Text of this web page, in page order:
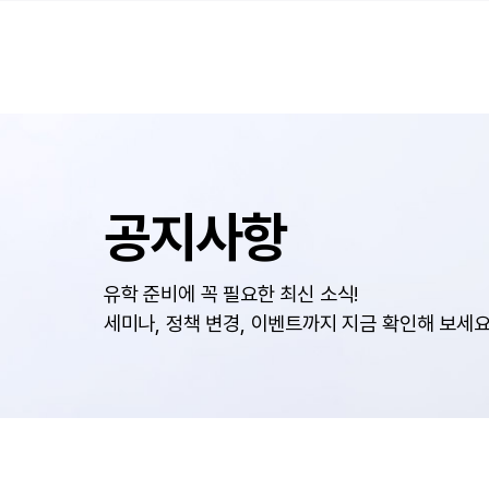
공지사항
유학 준비에 꼭 필요한 최신 소식!
세미나, 정책 변경, 이벤트까지 지금 확인해 보세